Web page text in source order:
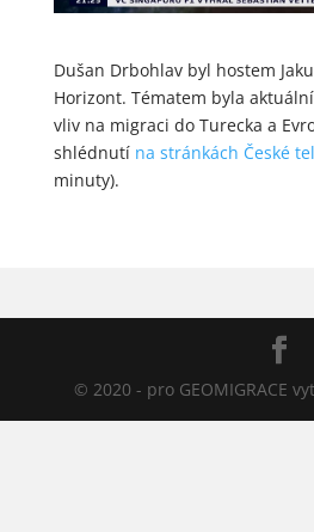
Dušan Drbohlav byl hostem
Horizont. Tématem byla
vliv na migraci do Turecka a
shlédnutí na stránkách České
minuty).
© 2020 - pro GEOMIGRACE